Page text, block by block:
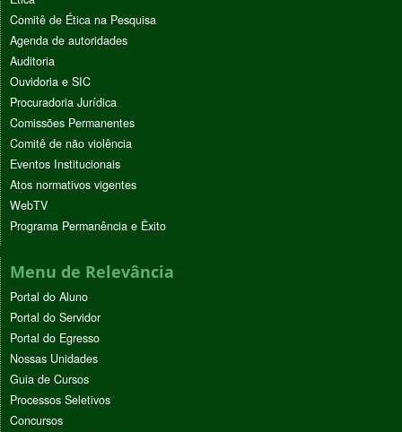
Comitê de Ética na Pesquisa
Agenda de autoridades
Auditoria
Ouvidoria e SIC
Procuradoria Jurídica
Comissões Permanentes
Comitê de não violência
Eventos Institucionais
Atos normativos vigentes
WebTV
Programa Permanência e Êxito
Menu de Relevância
Portal do Aluno
Portal do Servidor
Portal do Egresso
Nossas Unidades
Guia de Cursos
Processos Seletivos
Concursos